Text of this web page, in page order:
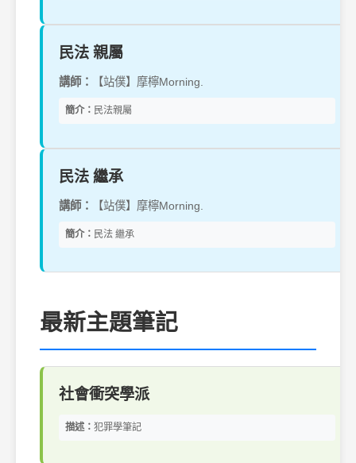
民法 親屬
講師： 【站僕】摩檸Morning.
簡介： 民法親屬
民法 繼承
講師： 【站僕】摩檸Morning.
簡介： 民法 繼承
最新主題筆記
社會衝突學派
描述： 犯罪學筆記